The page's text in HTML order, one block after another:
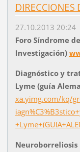
DIRECCIONES
27.10.2013 20:24
Foro Síndrome
Investigación)
Diagnóstico y
Lyme (guía
xa.yimg.com/kq/
Neuroborreliosis